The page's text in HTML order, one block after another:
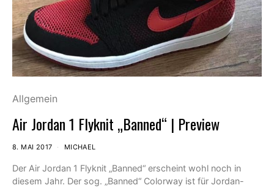
Allgemein
Air Jordan 1 Flyknit „Banned“ | Preview
8. MAI 2017 MICHAEL
Der Air Jordan 1 Flyknit „Banned“ erscheint wohl noch in
diesem Jahr. Der sog. „Banned“ Colorway ist für Jordan-